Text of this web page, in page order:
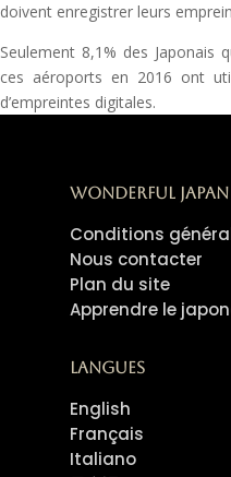
doivent enregistrer leurs
Seulement 8,1% des Japonais
ces aéroports en 2016 ont
d’empreintes digitales.
Wonderful Japan
Conditions
Nous contacter
Plan du site
Apprendre le
Langues
English
Français
Italiano